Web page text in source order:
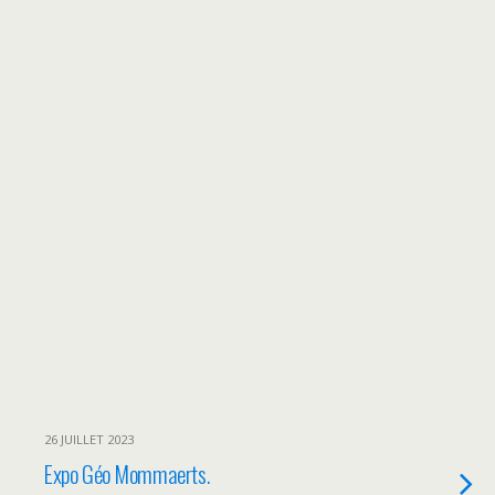
26 JUILLET 2023
Expo Géo Mommaerts.